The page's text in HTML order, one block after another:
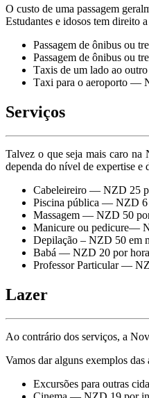
O custo de uma passagem
Estudantes e idosos tem direito
Passagem de ônibus ou
Passagem de ônibus ou
Тaxis de um lado ao
Тaxi para o aeroporto —
Serviços
Talvez o que seja mais caro na
dependa do nível de expertise e
Cabeleireiro — NZD 25
Piscina pública — NZD 6
Маssagem — NZD 50
Маnicure ou pedicure—
Depilação – NZD 50 em
Babá — NZD 20 por hora
Professor Particular —
Lazer
Ao contrário dos serviços, a
Vamos dar alguns exemplos
Excursões para outras